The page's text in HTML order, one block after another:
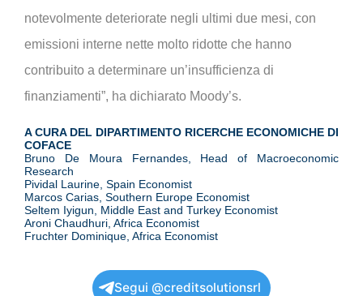
notevolmente deteriorate negli ultimi due mesi, con
emissioni interne nette molto ridotte che hanno
contribuito a determinare un’insufficienza di
finanziamenti”, ha dichiarato Moody’s.
A CURA DEL DIPARTIMENTO RICERCHE ECONOMICHE DI
COFACE
Bruno De Moura Fernandes, Head of Macroeconomic
Research
Pividal Laurine, Spain Economist
Marcos Carias, Southern Europe Economist
Seltem Iyigun, Middle East and Turkey Economist
Aroni Chaudhuri, Africa Economist
Fruchter Dominique, Africa Economist
Segui @creditsolutionsrl